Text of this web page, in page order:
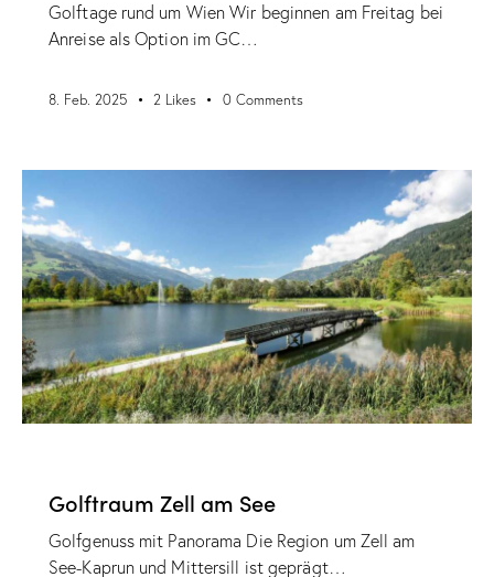
Golftage rund um Wien Wir beginnen am Freitag bei
Anreise als Option im GC…
8. Feb. 2025 2 Likes 0 Comments
Golftraum Zell am See
Golfgenuss mit Panorama Die Region um Zell am
See-Kaprun und Mittersill ist geprägt…